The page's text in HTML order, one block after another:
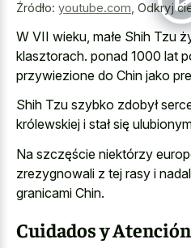
Źródło: youtube.com Odkryj
W VII wieku, małe Shih Tzu
klasztorach. ponad 1000 lat
przywiezione do Chin jako
Shih Tzu szybko zdobył
królewskiej i stał się
Na szczęście niektórzy
zrezygnowali z tej rasy i
granicami Chin.
Cuidados y